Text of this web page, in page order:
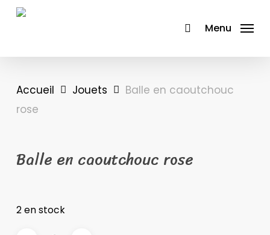
Skip
Menu
Accueil Jouets
Balle en caoutchouc
rose
Balle en caoutchouc rose
2 en stock